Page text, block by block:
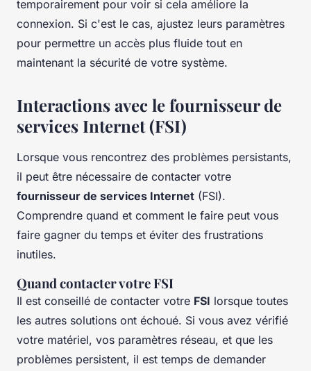
temporairement pour voir si cela améliore la
connexion. Si c'est le cas, ajustez leurs paramètres
pour permettre un accès plus fluide tout en
maintenant la sécurité de votre système.
Interactions avec le fournisseur de
services Internet (FSI)
Lorsque vous rencontrez des problèmes persistants,
il peut être nécessaire de contacter votre
fournisseur de services Internet (FSI).
Comprendre quand et comment le faire peut vous
faire gagner du temps et éviter des frustrations
inutiles.
Quand contacter votre FSI
Il est conseillé de contacter votre FSI lorsque toutes
les autres solutions ont échoué. Si vous avez vérifié
votre matériel, vos paramètres réseau, et que les
problèmes persistent, il est temps de demander